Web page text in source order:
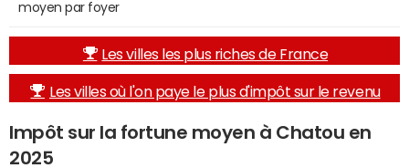
moyen par foyer
Les villes les plus riches de France
Les villes où l'on paye le plus d'impôt sur le revenu
Impôt sur la fortune moyen à Chatou en
2025